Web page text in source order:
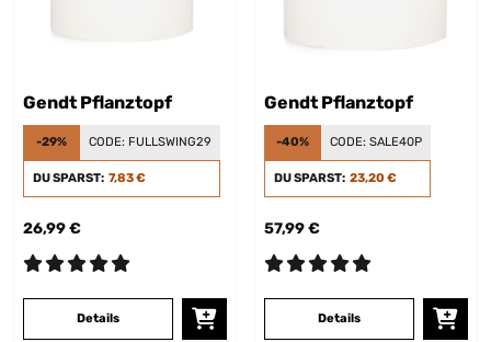
Gendt Pflanztopf
-29% CODE: FULLSWING29
DU SPARST: 7,83 €
26,99 €
Details
Gendt Pflanztopf
-40% CODE: SALE40P
DU SPARST: 23,20 €
57,99 €
Details